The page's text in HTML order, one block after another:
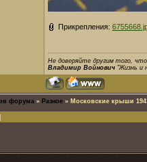
Прикрепления:
Не доверяйте другим того,
Владимир Войнович "Жизнь и
форума » Разное » Московские крыши